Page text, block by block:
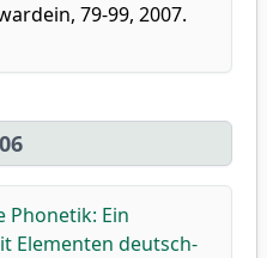
79-99, 2007.
Phonetik: Ein
Elementen deutsch-